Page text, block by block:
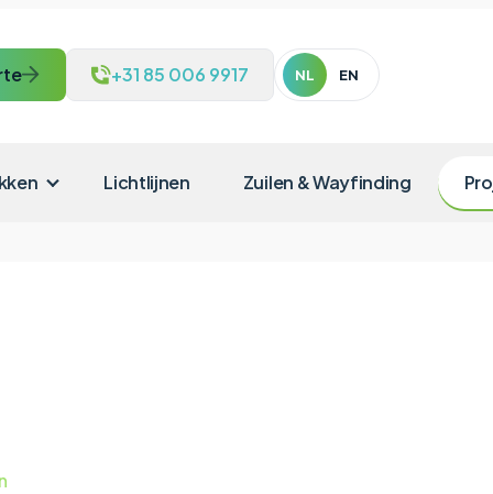
+31 85 006 9917 NL EN
Lichtlijnen Zuilen & Wayfinding